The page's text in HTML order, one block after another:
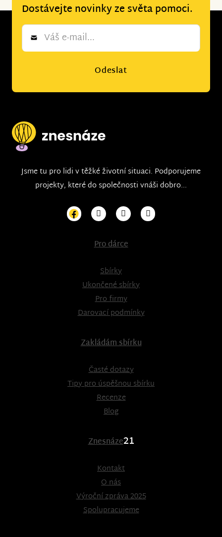
Dostávejte novinky ze světa pomoci.
Newsletter
Odeslat
Jsme tu pro lidi v těžké životní situaci. Podporujeme
projekty, které do společnosti vnáši dobro...
Pro dárce
Sbírky
Ukončené sbírky
Pro firmy
Darovací podmínky
Zakládám sbírku
Časté dotazy
Tipy pro úspěšnou sbírku
Recenze
Blog
Znesnáze21
Kontakt
O nás
Výroční zpráva 2025
Spolupracujeme